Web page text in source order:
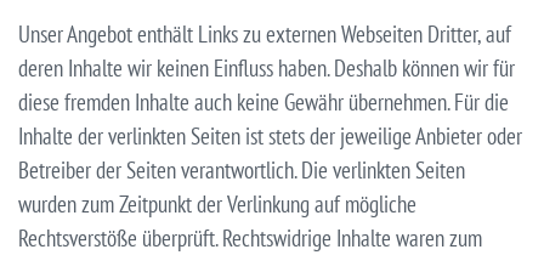
Unser Angebot enthält Links zu externen Webseiten Dritter, auf
deren Inhalte wir keinen Einfluss haben. Deshalb können wir für
diese fremden Inhalte auch keine Gewähr übernehmen. Für die
Inhalte der verlinkten Seiten ist stets der jeweilige Anbieter oder
Betreiber der Seiten verantwortlich. Die verlinkten Seiten
wurden zum Zeitpunkt der Verlinkung auf mögliche
Rechtsverstöße überprüft. Rechtswidrige Inhalte waren zum